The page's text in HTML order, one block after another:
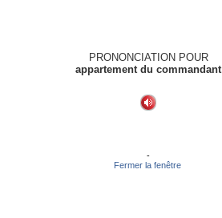
PRONONCIATION POUR
appartement du commandant
-
Fermer la fenêtre